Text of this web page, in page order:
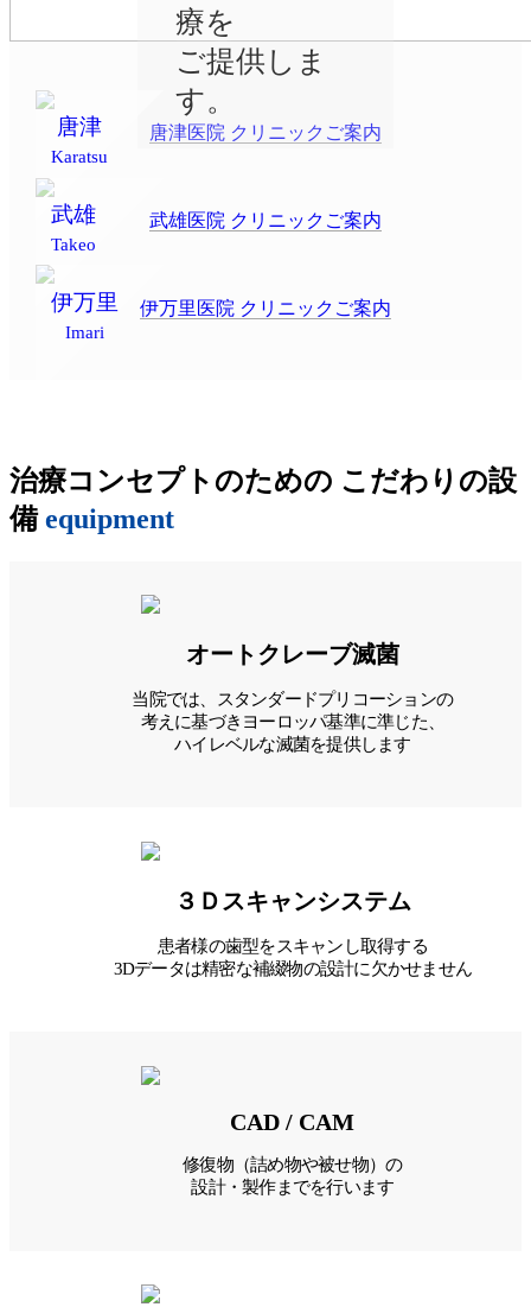
療を
ご提供しま
す。
唐津
Karatsu
唐津医院 クリニックご案内
武雄
Takeo
武雄医院 クリニックご案内
伊万里
Imari
伊万里医院 クリニックご案内
治療コンセプトのための こだわりの設
備 equipment
オートクレーブ滅菌
当院では、スタンダードプリコーションの
考えに基づきヨーロッパ基準に準じた、
ハイレベルな滅菌を提供します
３Ｄスキャンシステム
患者様の歯型をスキャンし取得する
3Dデータは精密な補綴物の設計に欠かせません
CAD / CAM
修復物（詰め物や被せ物）の
設計・製作までを行います